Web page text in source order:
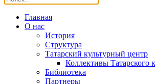
Главная
О нас
История
Структура
Татарский культурный центр
Коллективы Татарского
Библиотека
Партнеры